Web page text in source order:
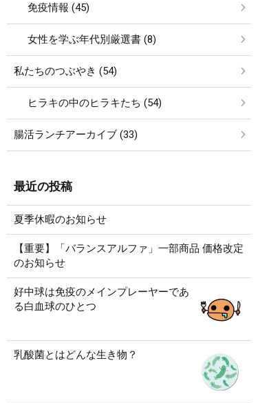
免疫情報 (45)
女性を学ぶ年代別厳選書 (8)
私たちのつぶやき (54)
ヒラキの中のヒラキたち (54)
腸活ランチアーカイブ (33)
最近の投稿
夏季休暇のお知らせ
【重要】「バランスアルファ」一部商品 価格改定
のお知らせ
好中球は免疫のメインプレーヤーであ
る白血球のひとつ
乳酸菌とはどんな生き物？